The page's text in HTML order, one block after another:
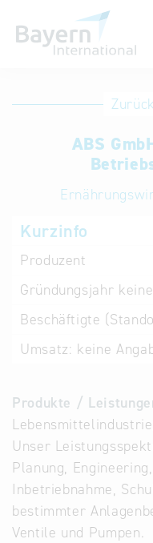
Anmeldung
Unternehmen
anmelden
Institution
ABS
Kurzinfo
Produzent
Gründungsjahr
Beschäftigte
Umsatz: keine
Produkte /
Unser
Planung,
Inbetriebnahme,
bestimmter
Ventile und Pumpen.